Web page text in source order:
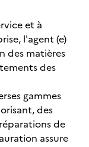
et à
l'agent (e)
des matières
des
gammes
des
de
assure